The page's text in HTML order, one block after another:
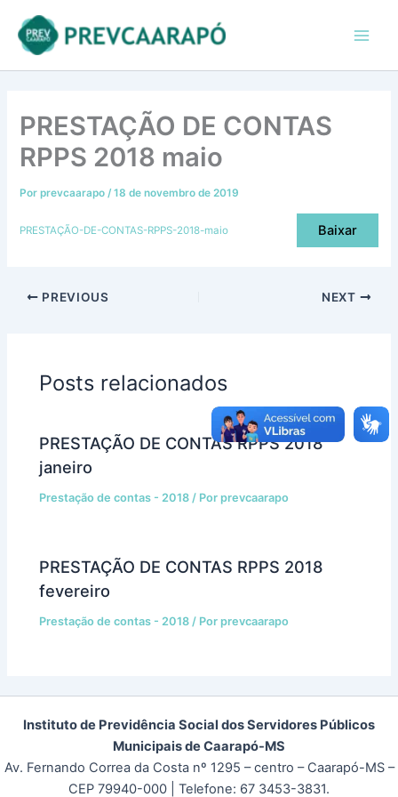
para
conteúdo
PRESTAÇÃO DE CONTAS
RPPS 2018 maio
Porprevcaarapo /18 de novembro de 2019
PRESTAÇÃO-DE-CONTAS-RPPS-2018-maio Baixar
PREVIOUS NEXT
Posts relacionados
PRESTAÇÃO DE CONTAS RPPS 2018
janeiro
Prestação de contas - 2018 / Porprevcaarapo
PRESTAÇÃO DE CONTAS RPPS 2018
fevereiro
Prestação de contas - 2018 / Porprevcaarapo
Instituto de Previdência Social dos Servidores Públicos
Municipais de Caarapó-MS
Av. Fernando Correa da Costa nº 1295 – centro – Caarapó-MS –
CEP 79940-000
| Telefone: 67 3453-3831.